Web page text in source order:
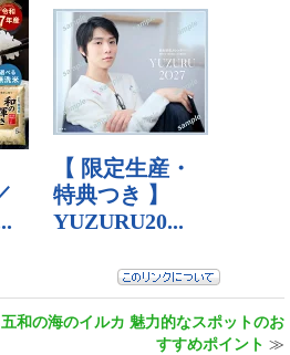
五和の海のイルカ 魅力的なスポットのお
すすめポイント ≫